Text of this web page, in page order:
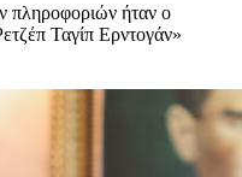
πληροφοριών ήταν ο
Ταγίπ Ερντογάν»